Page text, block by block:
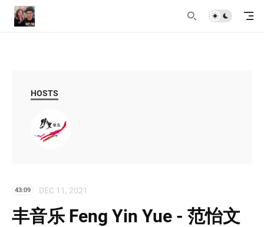
HOSTS
43:09 DEC 11, 2021
丰音乐 Feng Yin Yue - 范怡文